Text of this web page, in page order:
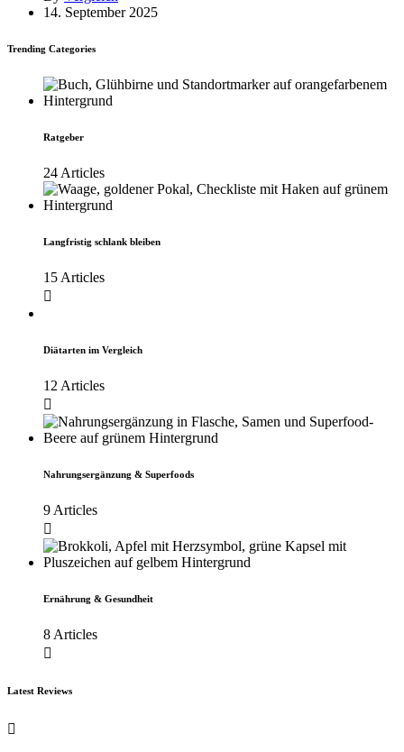
14. September 2025
Trending Categories
Ratgeber
24 Articles
Langfristig schlank bleiben
15 Articles
Diätarten im Vergleich
12 Articles
Nahrungsergänzung & Superfoods
9 Articles
Ernährung & Gesundheit
8 Articles
Latest Reviews